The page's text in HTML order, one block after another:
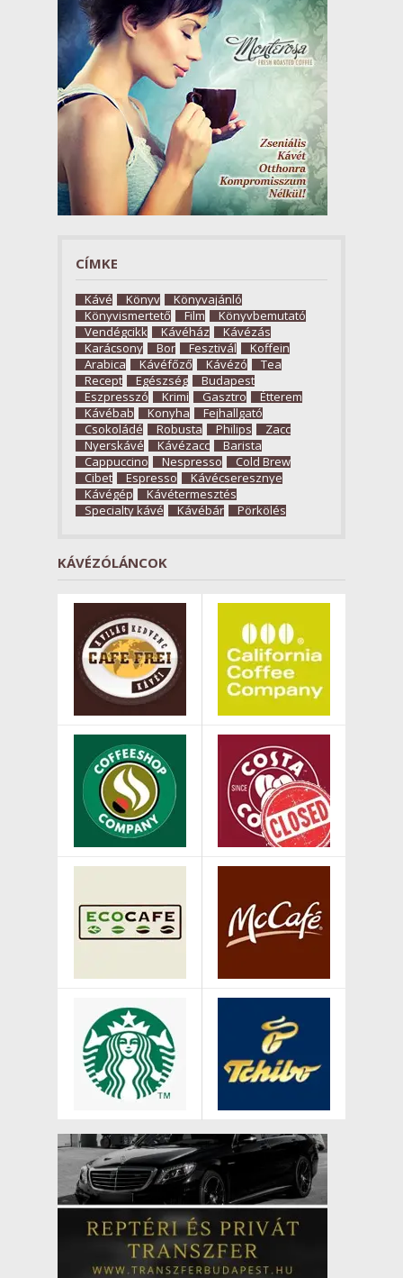
CÍMKE
Kávé Könyv
Könyvajánló
Könyvismertető
Film
Könyvbemutató
Vendégcikk
Kávéház
Kávézás
Karácsony
Bor Fesztivál
Koffein
Arabica
Kávéfőző Kávézó
Tea
Recept
Egészség
Budapest
Eszpresszó
Krimi Gasztro
Étterem
Kávébab
Konyha
Fejhallgató
Csokoládé
Robusta Philips
Zacc
Nyerskávé
Kávézacc
Barista
Cappuccino
Nespresso
Cold Brew
Cibet
Espresso
Kávécseresznye
Kávégép
Kávétermesztés
Specialty kávé
Kávébár Pörkölés
KÁVÉZÓLÁNCOK